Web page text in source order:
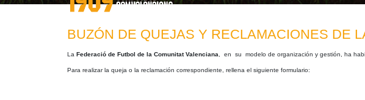
BUZÓN DE QUEJAS Y RECLAMACIONES DE
La Federació de Futbol de la Comunitat Valenciana , en su modelo de organización y gestión, ha
Para realizar la queja o la reclamación correspondiente, rellena el siguiente formulario: